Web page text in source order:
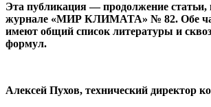
Эта публикация — продолжение статьи,
журнале «МИР КЛИМАТА» № 82. Обе
имеют общий список литературы и
формул.
Алексей Пухов, технический директор